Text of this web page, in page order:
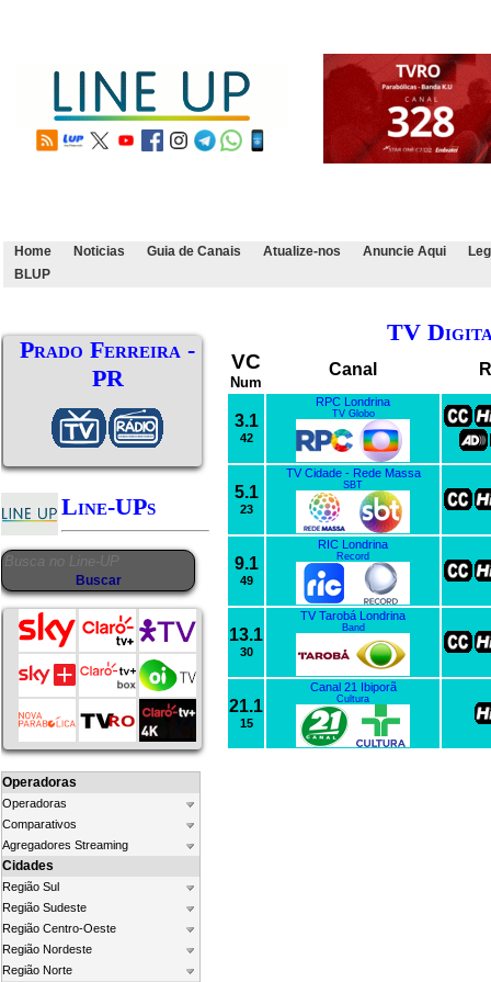
Home Noticias Guia de Canais Atualize-nos Anuncie Aqui
BLUP
Prado Ferreira -
PR
Line-UPs
Operadoras
Operadoras
Comparativos
Agregadores Streaming
Cidades
Região Sul
Região Sudeste
Região Centro-Oeste
Região Nordeste
Região Norte
TV
VC
Num
Canal
3.1
42
RPC Londrina
TV Globo
5.1
23
TV Cidade - Rede Massa
SBT
9.1
49
RIC Londrina
Record
13.1
30
TV Tarobá Londrina
Band
21.1
15
Canal 21 Ibiporã
Cultura